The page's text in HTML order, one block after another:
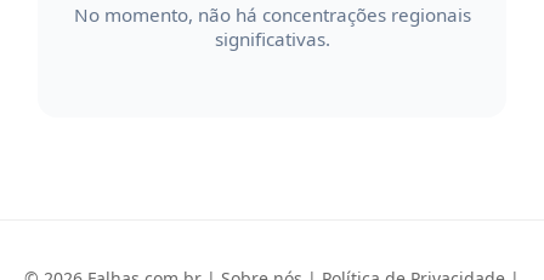
No momento, não há concentrações regionais
significativas.